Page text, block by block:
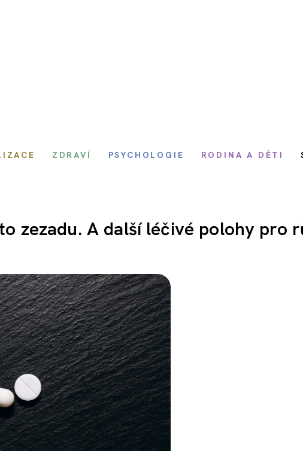
ZDRAVÍ PSYCHOLOGIE RODINA A DĚTI
zezadu. A další léčivé polohy pro